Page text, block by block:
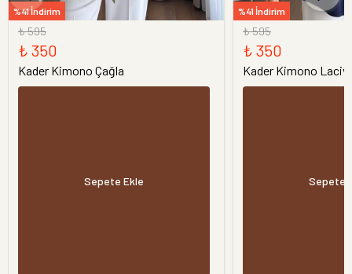
%41 İndirim
₺ 595
₺ 350
Kader Kimono Çağla
Sepete Ekle
%41 İndirim
₺ 595
₺ 350
Kader Kimono
Sepete